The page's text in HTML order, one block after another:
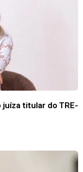
juíza titular do TRE-